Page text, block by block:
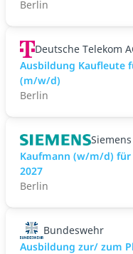
Berlin
Deutsche Telekom
Ausbildung Kaufleute
(m/w/d)
Berlin
Siemens
Kaufmann (w/m/d)
2027
Berlin
Bundeswehr
Ausbildung zur/ zum